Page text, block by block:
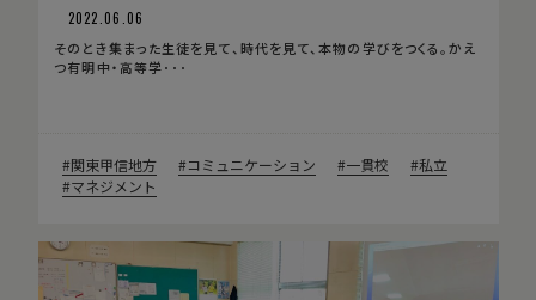
2022.06.06
そのとき集まった生徒を見て、時代を見て、本物の学びをつくる。かえ
つ有明中・高等学･･･
関東甲信地方 コミュニケーション 一貫校
私立
マネジメント